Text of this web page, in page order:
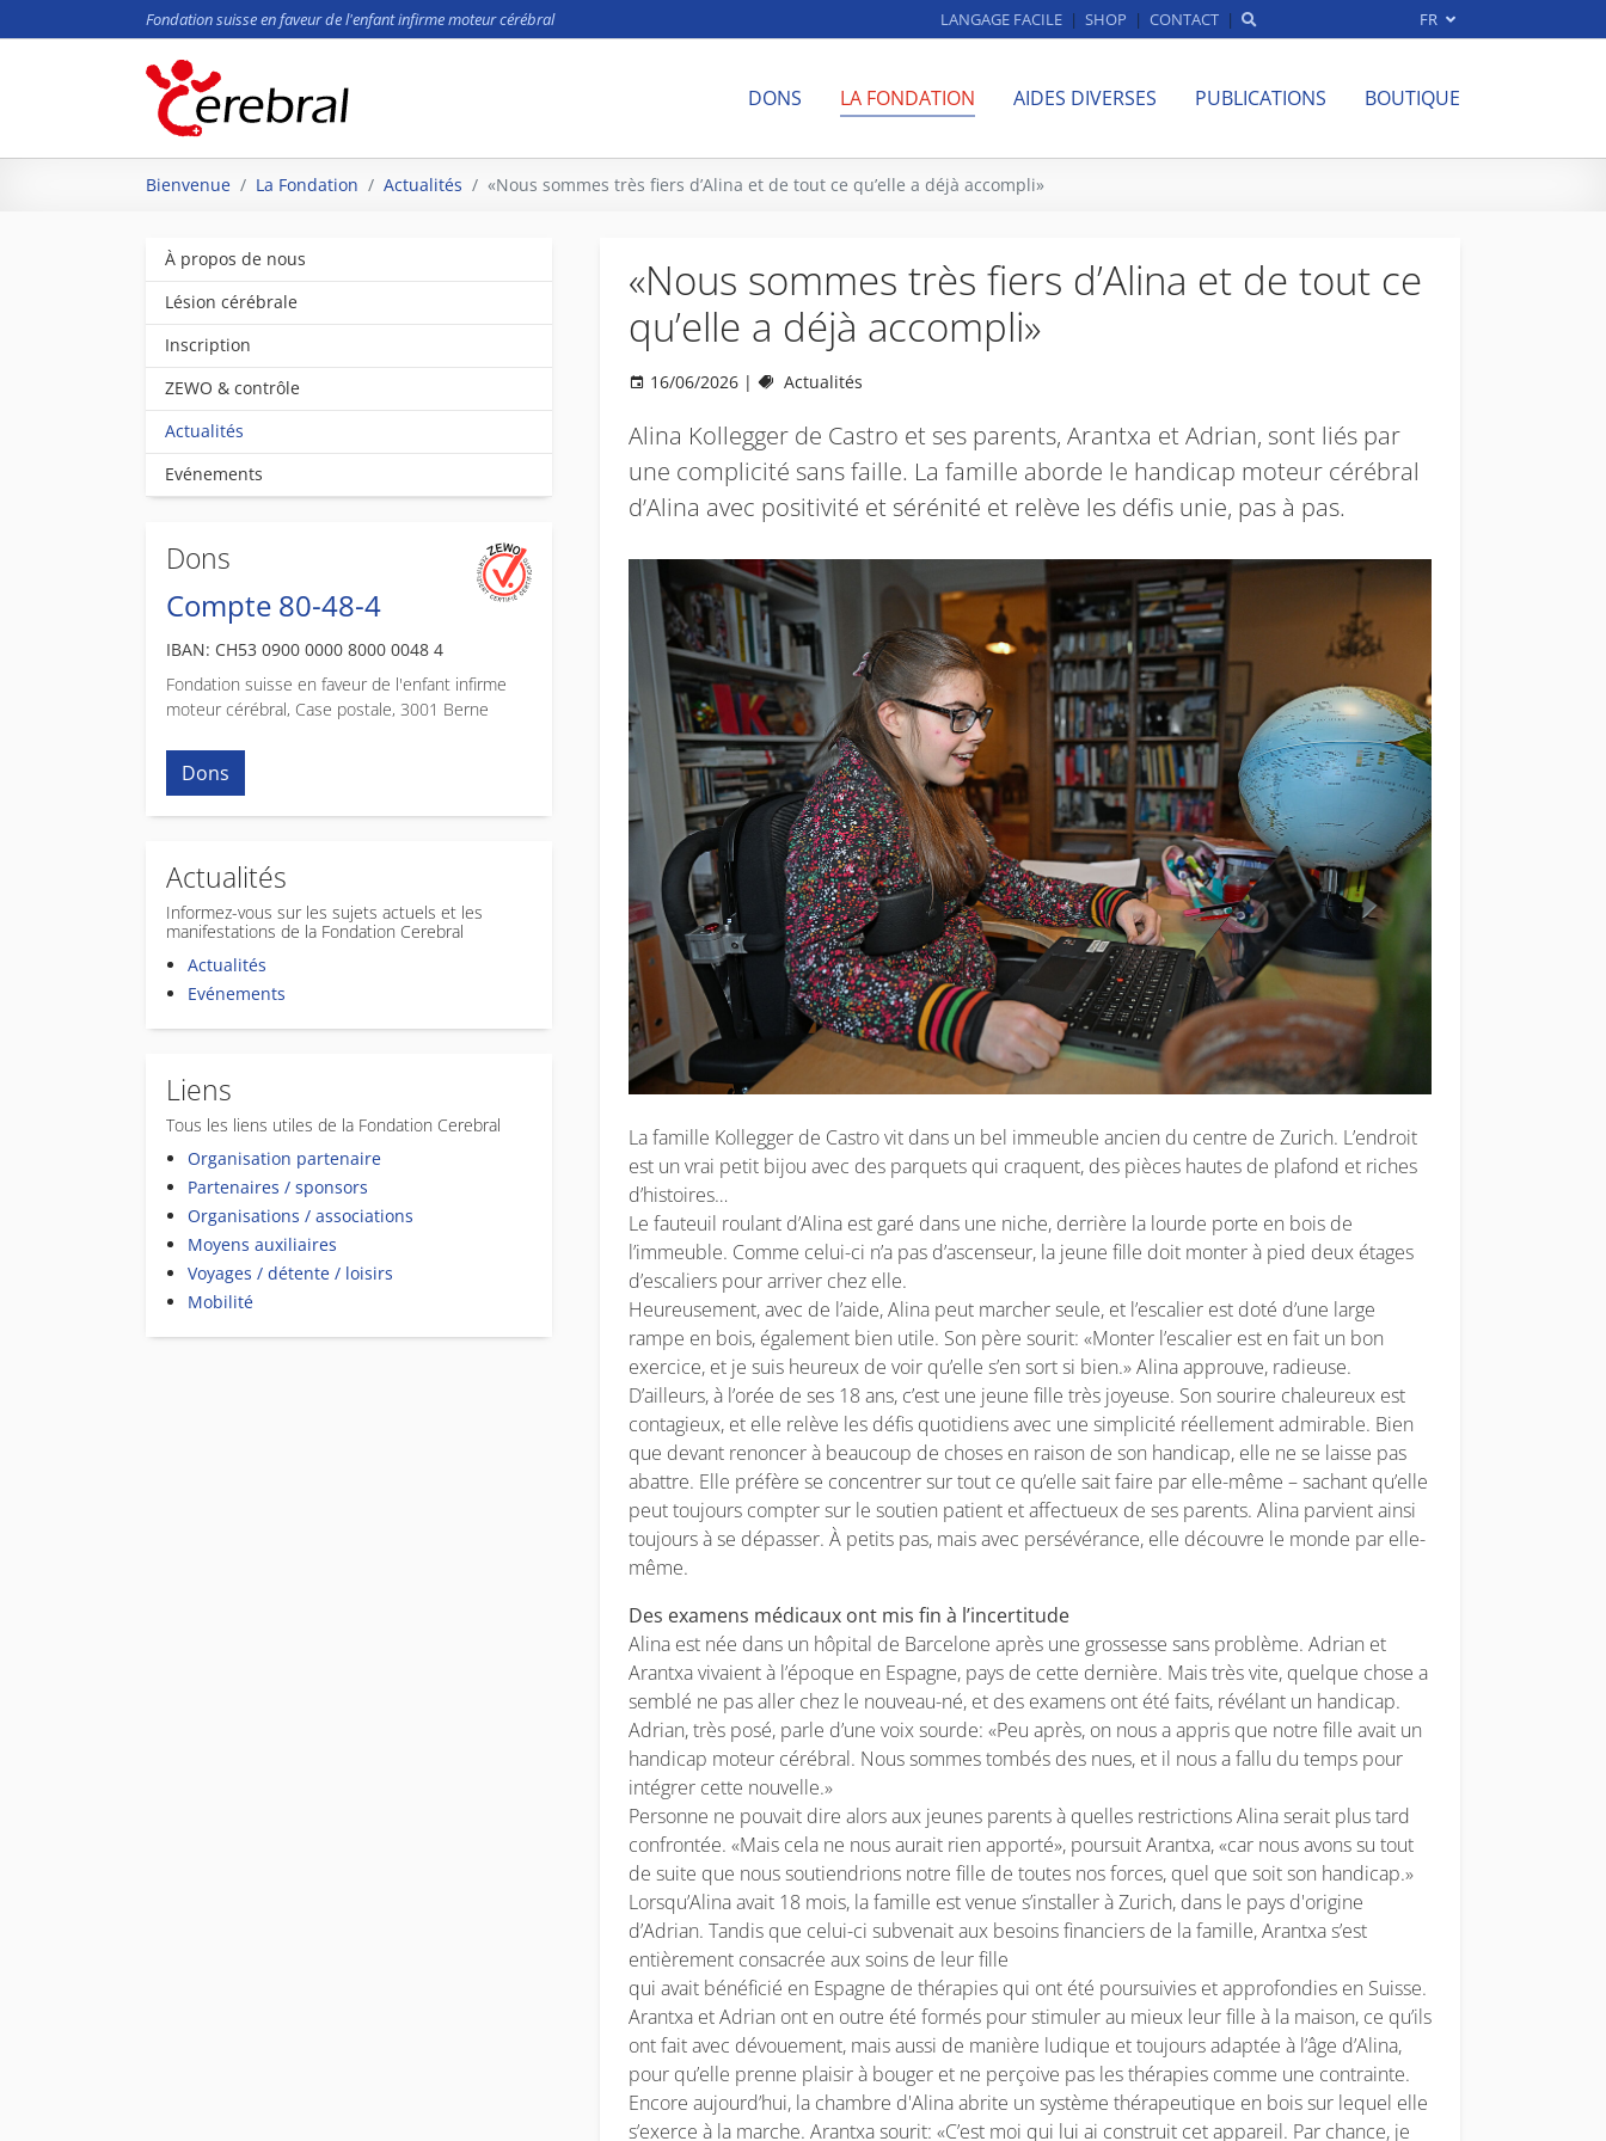
Fondation suisse en faveur de l'enfant infirme moteur cérébral LANGAGE FACILE SHOP CONTACT FR
DONS LA FONDATION AIDES DIVERSES PUBLICATIONS BOUTIQUE
Bienvenue La Fondation Actualités «Nous sommes très fiers d’Alina et de tout ce qu’elle a déjà accompli»
À propos de nous
Lésion cérébrale
Inscription
ZEWO & contrôle
Actualités
Evénements
Dons
Compte 80-48-4
IBAN: CH53 0900 0000 8000 0048 4
Fondation suisse en faveur de l'enfant infirme
moteur cérébral, Case postale, 3001 Berne
Dons
Actualités
Informez-vous sur les sujets actuels et les
manifestations de la Fondation Cerebral
Actualités
Evénements
Liens
Tous les liens utiles de la Fondation Cerebral
Organisation partenaire
Partenaires / sponsors
Organisations / associations
Moyens auxiliaires
Voyages / détente / loisirs
Mobilité
«Nous sommes très fiers d’Alina et de tout ce
qu’elle a déjà accompli»
16/06/2026 | Actualités
Alina Kollegger de Castro et ses parents, Arantxa et Adrian, sont liés par
une complicité sans faille. La famille aborde le handicap moteur cérébral
d’Alina avec positivité et sérénité et relève les défis unie, pas à pas.
La famille Kollegger de Castro vit dans un bel immeuble ancien du centre de Zurich. L’endroit
est un vrai petit bijou avec des parquets qui craquent, des pièces hautes de plafond et riches
d’histoires…
Le fauteuil roulant d’Alina est garé dans une niche, derrière la lourde porte en bois de
l’immeuble. Comme celui-ci n’a pas d’ascenseur, la jeune fille doit monter à pied deux étages
d’escaliers pour arriver chez elle.
Heureusement, avec de l’aide, Alina peut marcher seule, et l’escalier est doté d’une large
rampe en bois, également bien utile. Son père sourit: «Monter l’escalier est en fait un bon
exercice, et je suis heureux de voir qu’elle s’en sort si bien.» Alina approuve, radieuse.
D’ailleurs, à l’orée de ses 18 ans, c’est une jeune fille très joyeuse. Son sourire chaleureux est
contagieux, et elle relève les défis quotidiens avec une simplicité réellement admirable. Bien
que devant renoncer à beaucoup de choses en raison de son handicap, elle ne se laisse pas
abattre. Elle préfère se concentrer sur tout ce qu’elle sait faire par elle-même – sachant qu’elle
peut toujours compter sur le soutien patient et affectueux de ses parents. Alina parvient ainsi
toujours à se dépasser. À petits pas, mais avec persévérance, elle découvre le monde par elle-
même.
Des examens médicaux ont mis fin à l’incertitude
Alina est née dans un hôpital de Barcelone après une grossesse sans problème. Adrian et
Arantxa vivaient à l’époque en Espagne, pays de cette dernière. Mais très vite, quelque chose a
semblé ne pas aller chez le nouveau-né, et des examens ont été faits, révélant un handicap.
Adrian, très posé, parle d’une voix sourde: «Peu après, on nous a appris que notre fille avait un
handicap moteur cérébral. Nous sommes tombés des nues, et il nous a fallu du temps pour
intégrer cette nouvelle.»
Personne ne pouvait dire alors aux jeunes parents à quelles restrictions Alina serait plus tard
confrontée. «Mais cela ne nous aurait rien apporté», poursuit Arantxa, «car nous avons su tout
de suite que nous soutiendrions notre fille de toutes nos forces, quel que soit son handicap.»
Lorsqu’Alina avait 18 mois, la famille est venue s’installer à Zurich, dans le pays d'origine
d’Adrian. Tandis que celui-ci subvenait aux besoins financiers de la famille, Arantxa s’est
entièrement consacrée aux soins de leur fille
qui avait bénéficié en Espagne de thérapies qui ont été poursuivies et approfondies en Suisse.
Arantxa et Adrian ont en outre été formés pour stimuler au mieux leur fille à la maison, ce qu’ils
ont fait avec dévouement, mais aussi de manière ludique et toujours adaptée à l’âge d’Alina,
pour qu’elle prenne plaisir à bouger et ne perçoive pas les thérapies comme une contrainte.
Encore aujourd’hui, la chambre d'Alina abrite un système thérapeutique en bois sur lequel elle
s’exerce à la marche. Arantxa sourit: «C’est moi qui lui ai construit cet appareil. Par chance, je